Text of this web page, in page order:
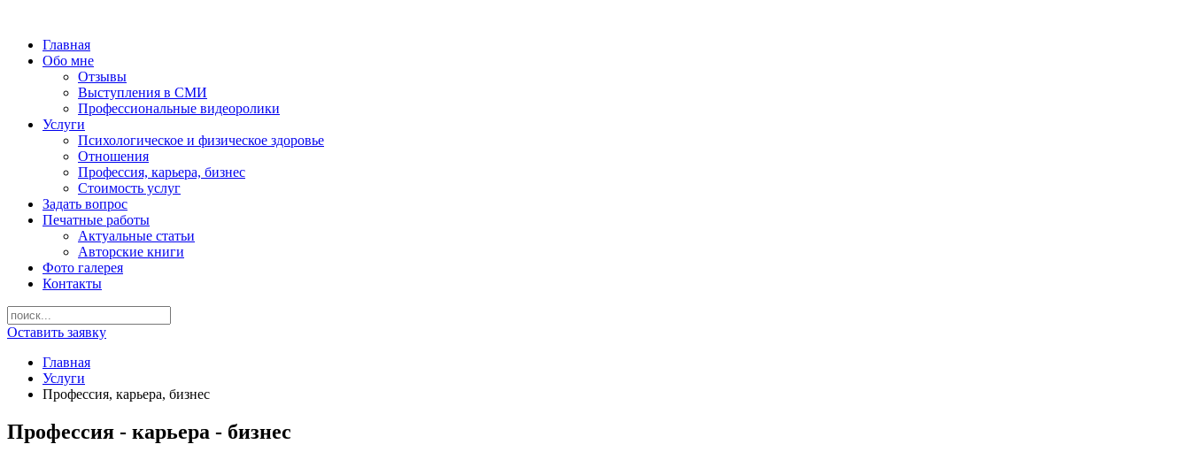
Главная
Обо мне
Отзывы
Выступления в СМИ
Профессиональные видеоролики
Услуги
Психологическое и физическое здоровье
Отношения
Профессия, карьера, бизнес
Стоимость услуг
Задать вопрос
Печатные работы
Актуальные статьи
Авторские книги
Фото галерея
Контакты
Оставить заявку
Главная
Услуги
Профессия, карьера, бизнес
Профессия - карьера - бизнес